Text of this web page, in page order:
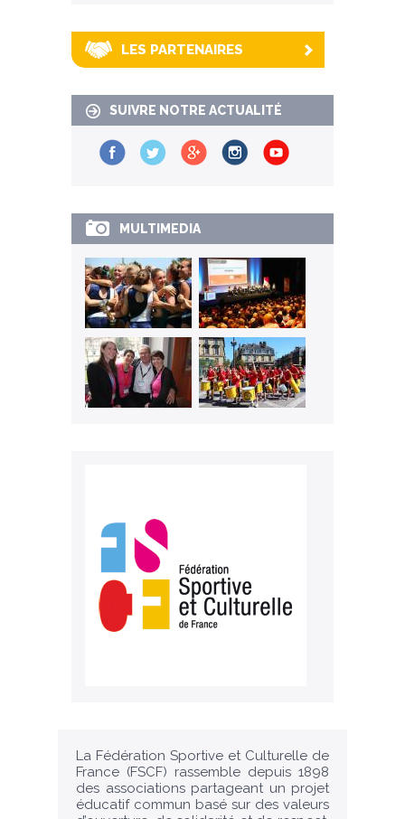
LES PARTENAIRES
SUIVRE NOTRE ACTUALITÉ
MULTIMEDIA
La Fédération Sportive et Culturelle de
France (FSCF) rassemble depuis 1898
des associations partageant un projet
éducatif commun basé sur des valeurs